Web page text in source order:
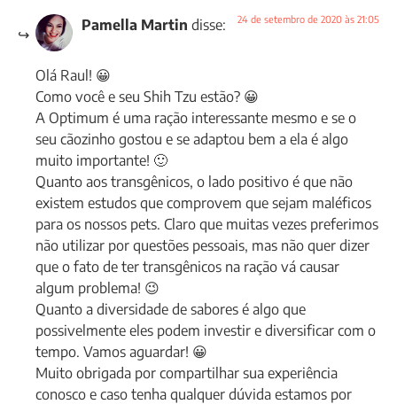
Pamella Martin disse: 24 de setembro de 2020 às 21:05
Olá Raul! 😀
Como você e seu Shih Tzu estão? 😀
A Optimum é uma ração interessante mesmo e se o
seu cãozinho gostou e se adaptou bem a ela é algo
muito importante! 🙂
Quanto aos transgênicos, o lado positivo é que não
existem estudos que comprovem que sejam maléficos
para os nossos pets. Claro que muitas vezes preferimos
não utilizar por questões pessoais, mas não quer dizer
que o fato de ter transgênicos na ração vá causar
algum problema! 😉
Quanto a diversidade de sabores é algo que
possivelmente eles podem investir e diversificar com o
tempo. Vamos aguardar! 😀
Muito obrigada por compartilhar sua experiência
conosco e caso tenha qualquer dúvida estamos por